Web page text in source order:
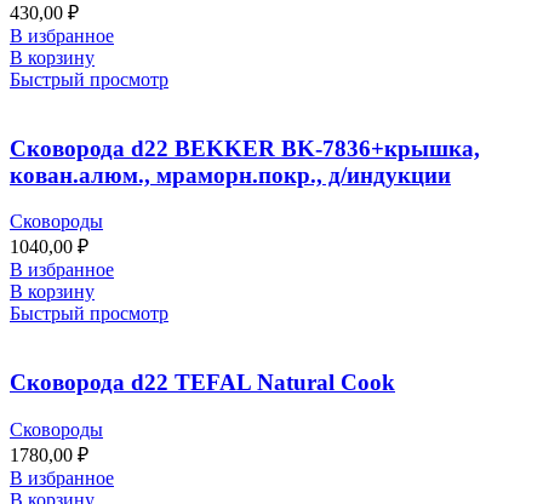
430,00 ₽
В избранное
В корзину
Быстрый просмотр
Сковорода d22 BEKKER BK-7836+крышка,
кован.алюм., мраморн.покр., д/индукции
Сковороды
1040,00 ₽
В избранное
В корзину
Быстрый просмотр
Сковорода d22 TEFAL Natural Cook
Сковороды
1780,00 ₽
В избранное
В корзину